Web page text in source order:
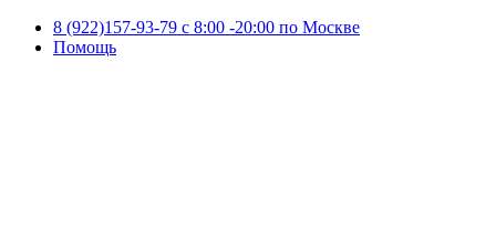
8 (922)157-93-79 c 8:00 -20:00 по Москве
Помощь